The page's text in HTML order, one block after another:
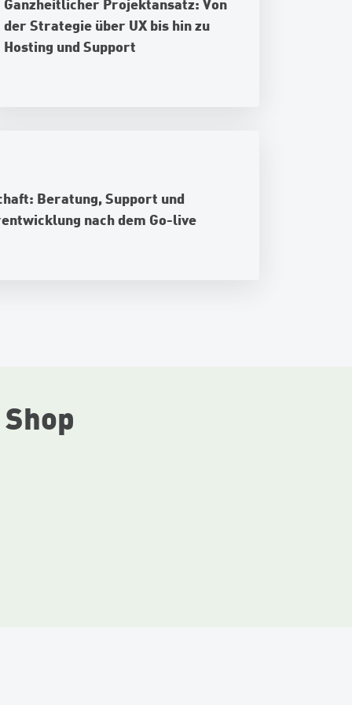
der Strategie über UX bis hin zu
Hosting und Support
Beratung, Support und
nach dem Go-live